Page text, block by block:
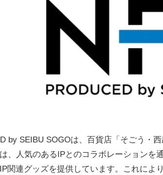
by SEIBU SOGOは、百貨店「そごう・
、人気のあるIPとのコラボレーションを
関連グッズを提供しています。これによ